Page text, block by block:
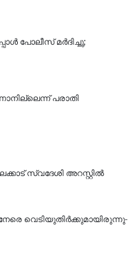
പോലീസ് മർദിച്ചു;
പരാതി
സ്വദേശി അറസ്റ്റിൽ
വെടിയുതിര്‍ക്കുമായിരുന്നു-